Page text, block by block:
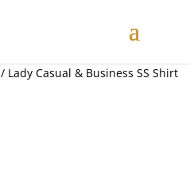
/ Lady Casual & Business SS Shirt